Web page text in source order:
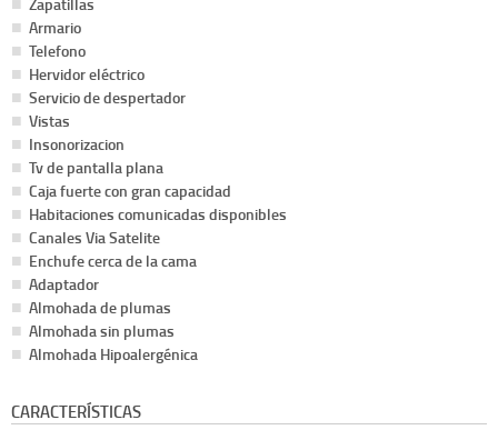
Armario
Telefono
Hervidor eléctrico
Servicio de despertador
Vistas
Insonorizacion
Tv de pantalla plana
Caja fuerte con gran capacidad
Habitaciones comunicadas disponibles
Canales Via Satelite
Enchufe cerca de la cama
Adaptador
Almohada de plumas
Almohada sin plumas
Almohada Hipoalergénica
CARACTERÍSTICAS